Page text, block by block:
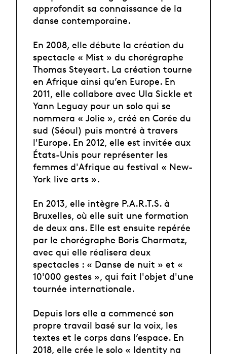
approfondit sa connaissance de la
danse contemporaine.
En 2008, elle débute la création du
spectacle « Mist » du chorégraphe
Thomas Steyeart. La création tourne
en Afrique ainsi qu’en Europe. En
2011, elle collabore avec Ula Sickle et
Yann Leguay pour un solo qui se
nommera « Jolie », créé en Corée du
sud (Séoul) puis montré à travers
l'Europe. En 2012, elle est invitée aux
États-Unis pour représenter les
femmes d'Afrique au festival « New-
York live arts ».
En 2013, elle intègre P.A.R.T.S. à
Bruxelles, où elle suit une formation
de deux ans. Elle est ensuite repérée
par le chorégraphe Boris Charmatz,
avec qui elle réalisera deux
spectacles : « Danse de nuit » et «
10'000 gestes », qui fait l'objet d'une
tournée internationale.
Depuis lors elle a commencé son
propre travail basé sur la voix, les
textes et le corps dans l’espace. En
2018, elle crée le solo « Identity na